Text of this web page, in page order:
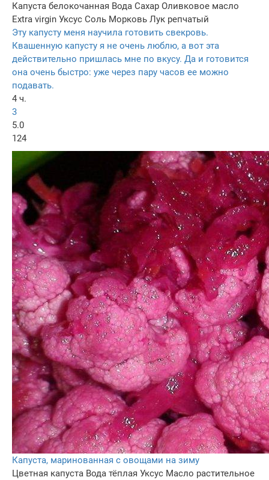
Капуста белокочанная Вода Сахар Оливковое масло
Extra virgin Уксус Соль Морковь Лук репчатый
Эту капусту меня научила готовить свекровь.
Квашенную капусту я не очень люблю, а вот эта
действительно пришлась мне по вкусу. Да и готовится
она очень быстро: уже через пару часов ее можно
подавать.
4 ч.
3
5.0
124
Капуста, маринованная с овощами на зиму
Цветная капуста Вода тёплая Уксус Масло растительное